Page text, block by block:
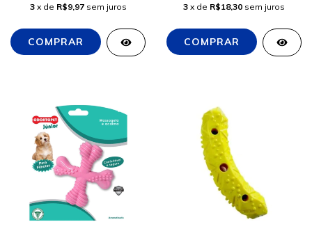
3 x de R$9,97 sem juros 3 x de R$18,30 sem juros